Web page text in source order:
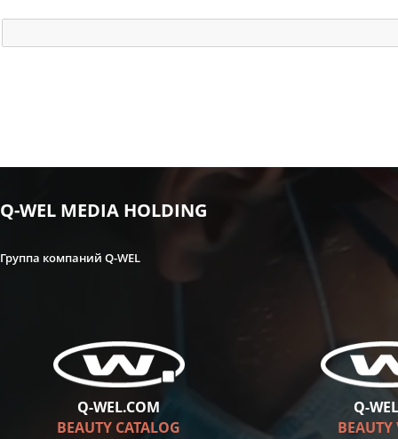
Q-WEL MEDIA HOLDING
Группа компаний Q-WEL
Q-WEL.COM
BEAUTY CATALOG
Q-
BEAUTY